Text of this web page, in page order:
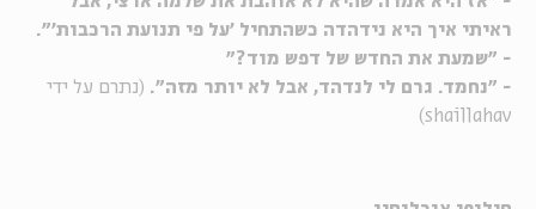
ראיתי איך היא נידהדה כשהתחיל 'על פי תנועת הרכבות'".
- "שמעת את החדש של דפש מוד?"
- "נחמד. גרם לי לנדהד, אבל לא יותר מזה". (נתרם על ידי
shaillahav)